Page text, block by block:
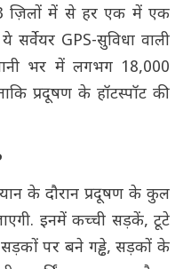
ज़िलों में से हर एक में एक
सर्वेयर GPS-सुविधा वाली
भर में लगभग 18,000
प्रदूषण के हॉटस्पॉट की
के दौरान प्रदूषण के कुल
इनमें कच्ची सड़कें, टूटे
सड़कों पर बने गड्ढे, सड़कों के